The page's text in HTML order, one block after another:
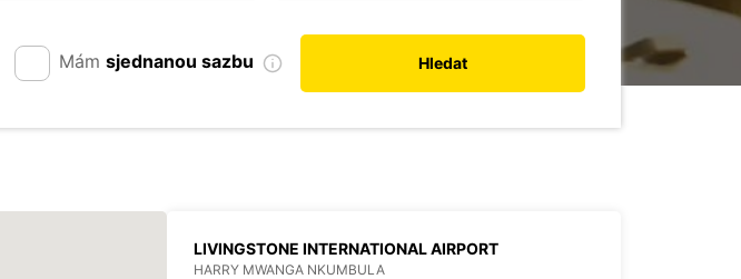
Mám sjednanou sazbu Hledat
LIVINGSTONE INTERNATIONAL AIRPORT
HARRY MWANGA NKUMBULA